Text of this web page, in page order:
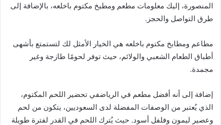
المنصورة، إليك معلومات مطعم ومطبخ مكتوم باخلعه، بالإضافة إلى
طرق التواصل والحجز.
مطاعم ومطابخ مكتوم باخلعه هي الخيار الأمثل لك لتستمتع بأشهى
أطباق الطعام الشعبي والولائم، حيث توفر لحومًا طازجة وغير
مجمدة.
إضافة إلى أنه أفضل مطعم في الرياضفي تحضير اللحم المكتوم،
الذي يُعتبر من الوصفات المفضلة لدى السعوديين، يتكون من لحم
وعصير ليمون وفلفل أسود. حيث يُترك اللحم في القدر لفترة طويلة